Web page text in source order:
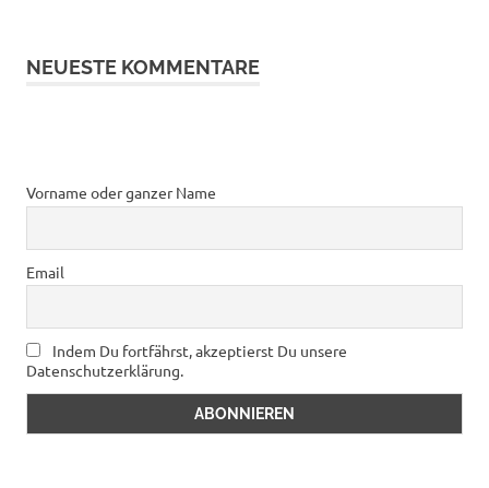
NEUESTE KOMMENTARE
Vorname oder ganzer Name
Email
Indem Du fortfährst, akzeptierst Du unsere
Datenschutzerklärung.